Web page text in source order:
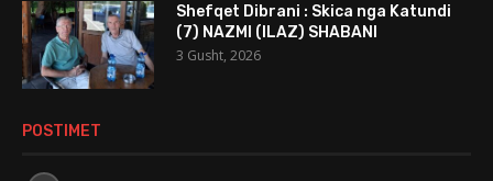
Shefqet Dibrani : Skica nga Katundi
(7) NAZMI (ILAZ) SHABANI
3 Gusht, 2026
POSTIMET